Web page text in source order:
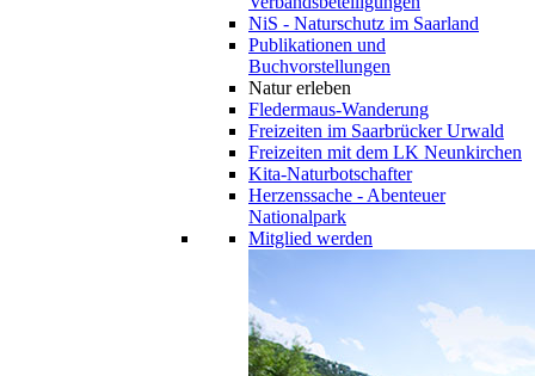
NiS - Naturschutz im Saarland
Publikationen und
Buchvorstellungen
Natur erleben
Fledermaus-Wanderung
Freizeiten im Saarbrücker Urwald
Freizeiten mit dem LK Neunkirchen
Kita-Naturbotschafter
Herzenssache - Abenteuer
Nationalpark
Mitglied werden